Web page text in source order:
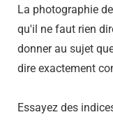
La photographie
qu'il ne faut rien
donner au sujet
dire exactement
Essayez des